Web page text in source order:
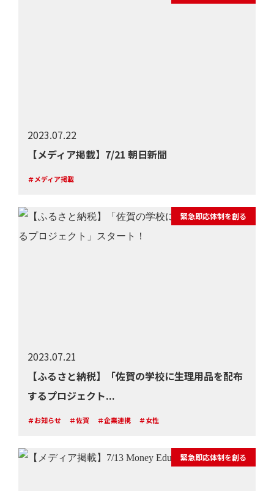
2023.07.22
【メディア掲載】7/21 朝日新聞
＃メディア掲載
2023.07.21
【ふるさと納税】「佐賀の学校に生理用品を配布
するプロジェクト...
＃お知らせ ＃佐賀 ＃企業連携 ＃女性
緊急即応体制を創る
緊急即応体制を創る